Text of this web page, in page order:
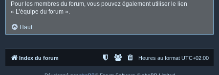
Pour les membres du forum, vous pouvez également utiliser le lien
« L’équipe du forum ».
Haut
Index du forum Heures au format UTC+02:00